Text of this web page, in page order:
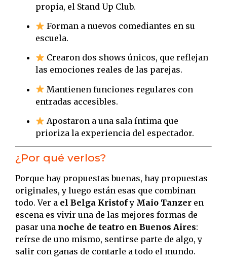
propia, el Stand Up Club.
Forman a nuevos comediantes en su
escuela.
Crearon dos shows únicos, que reflejan
las emociones reales de las parejas.
Mantienen funciones regulares con
entradas accesibles.
Apostaron a una sala íntima que
prioriza la experiencia del espectador.
¿Por qué verlos?
Porque hay propuestas buenas, hay propuestas
originales, y luego están esas que combinan
todo. Ver a el Belga Kristofy Maio Tanzer en
escena es vivir una de las mejores formas de
pasar una noche de teatro en Buenos Aires:
reírse de uno mismo, sentirse parte de algo, y
salir con ganas de contarle a todo el mundo.